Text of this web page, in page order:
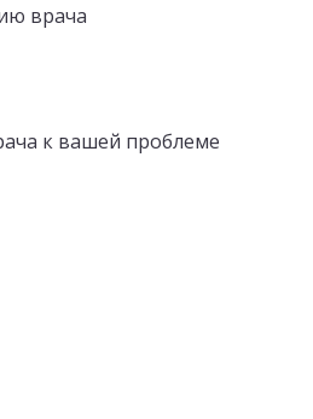
врача
к вашей проблеме